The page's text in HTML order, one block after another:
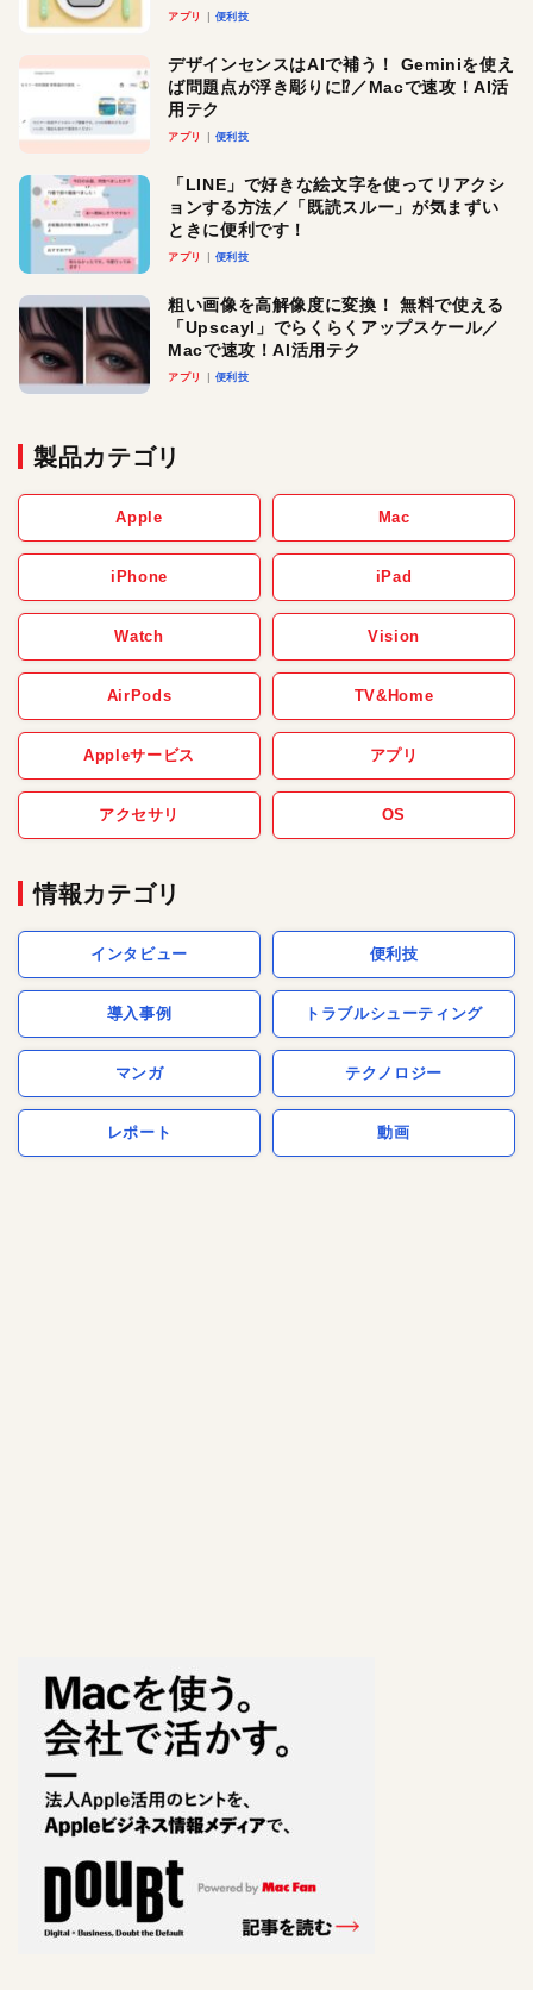
アプリ 便利技
デザインセンスはAIで補う！ Geminiを使え
ば問題点が浮き彫りに⁉︎／Macで速攻！AI活
用テク
アプリ 便利技
「LINE」で好きな絵文字を使ってリアクシ
ョンする方法／「既読スルー」が気まずい
ときに便利です！
アプリ 便利技
粗い画像を高解像度に変換！ 無料で使える
「Upscayl」でらくらくアップスケール／
Macで速攻！AI活用テク
アプリ 便利技
製品カテゴリ
Apple Mac
iPhone iPad
Watch Vision
AirPods TV&Home
Appleサービス アプリ
アクセサリ OS
情報カテゴリ
インタビュー 便利技
導入事例 トラブルシューティング
マンガ テクノロジー
レポート 動画